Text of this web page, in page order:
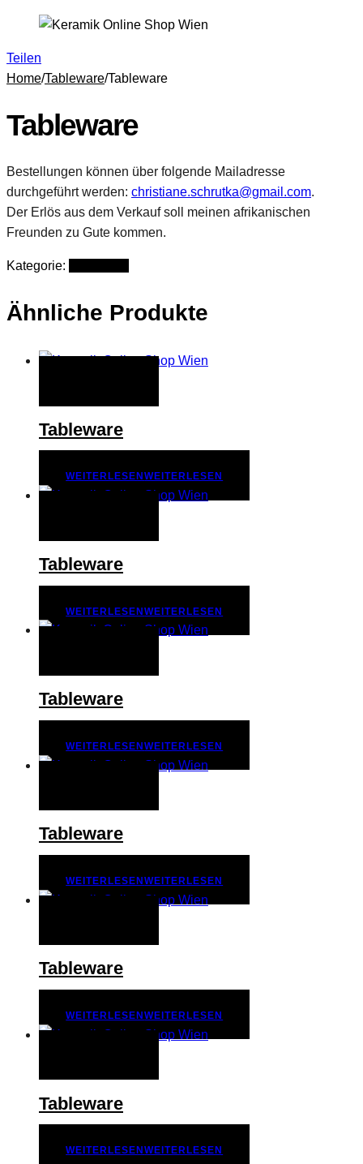
Teilen
Home/Tableware/Tableware
Tableware
Bestellungen können über folgende Mailadresse
durchgeführt werden: christiane.schrutka@gmail.com.
Der Erlös aus dem Verkauf soll meinen afrikanischen
Freunden zu Gute kommen.
Kategorie:
Ähnliche Produkte
Tableware
WEITERLESENWEITERLESEN
Tableware
WEITERLESENWEITERLESEN
Tableware
WEITERLESENWEITERLESEN
Tableware
WEITERLESENWEITERLESEN
Tableware
WEITERLESENWEITERLESEN
Tableware
WEITERLESENWEITERLESEN